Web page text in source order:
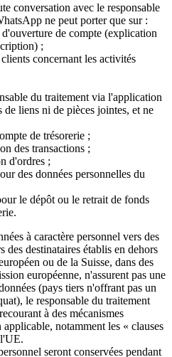
conversation avec le responsable
ne peut porter que sur :
de compte (explication
;
concernant les activités
du traitement via l'application
liens ni de pièces jointes, et ne
de trésorerie ;
des transactions ;
d'ordres ;
des données personnelles du
le dépôt ou le retrait de fonds
à caractère personnel vers des
des destinataires établis en dehors
ou de la Suisse, dans des
européenne, n'assurent pas une
(pays tiers n'offrant pas un
le responsable du traitement
à des mécanismes
notamment les « clauses
seront conservées pendant